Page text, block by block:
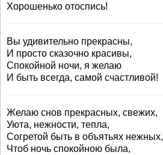
Хорошенько отоспись!
Вы удивительно прекрасны,
И просто сказочно красивы,
Спокойной ночи, я желаю
И быть всегда, самой счастливой!
Желаю снов прекрасных, свежих,
Уюта, нежности, тепла,
Согретой быть в объятьях нежных,
Чтоб ночь спокойною была,